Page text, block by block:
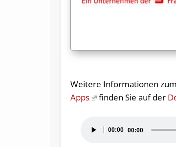
Weitere Informationen zum
Apps
finden Sie auf der
Player
00:00 00:00